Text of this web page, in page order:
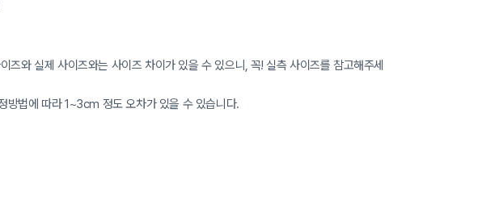
즈와 실제 사이즈와는 사이즈 차이가 있을 수 있으니, 꼭! 실측 사이즈를 참고해주세
방법에 따라 1~3cm 정도 오차가 있을 수 있습니다.